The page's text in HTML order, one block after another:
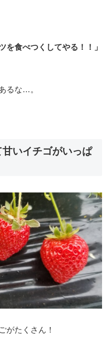
を食べつくしてやる！！」
るな…。
いイチゴがいっぱ
がたくさん！